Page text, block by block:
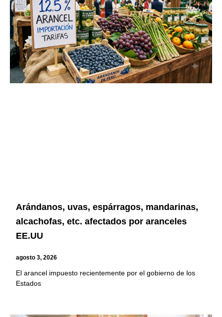
Arándanos, uvas, espárragos, mandarinas,
alcachofas, etc. afectados por aranceles
EE.UU
agosto 3, 2026
El arancel impuesto recientemente por el gobierno de los
Estados